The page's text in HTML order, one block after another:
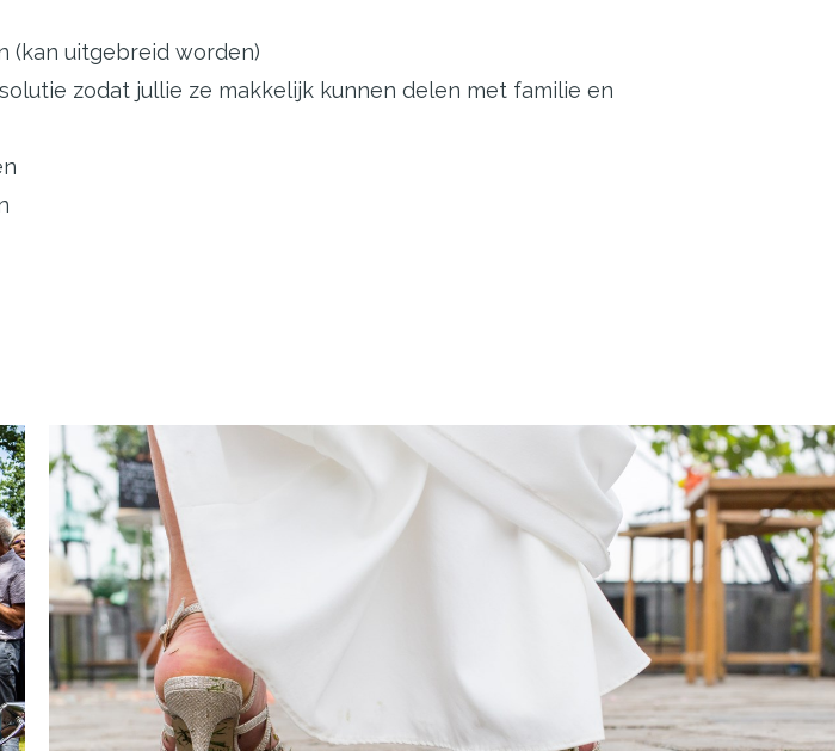
(kan uitgebreid worden)
zodat jullie ze makkelijk kunnen delen met familie en